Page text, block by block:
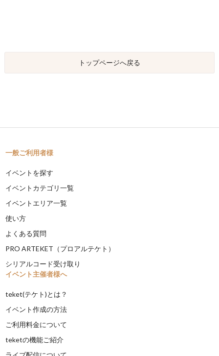
トップページへ戻る
一般ご利用者様
イベントを探す
イベントカテゴリ一覧
イベントエリア一覧
使い方
よくある質問
PRO ARTEKET（プロアルテケト）
シリアルコード受け取り
イベント主催者様へ
teket(テケト)とは？
イベント作成の方法
ご利用料金について
teketの機能ご紹介